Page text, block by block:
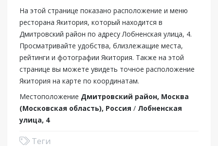
На этой странице показано расположение и меню
ресторана Якитория, который находится в
Дмитровский район по адресу Лобненская улица, 4.
Просматривайте удобства, близлежащие места,
рейтинги и фотографии Якитория. Также на этой
странице вы можете увидеть точное расположение
Якитория на карте по координатам.
Местоположение Дмитровский район, Москва
(Московская область), Россия / Лобненская
улица, 4
Теги